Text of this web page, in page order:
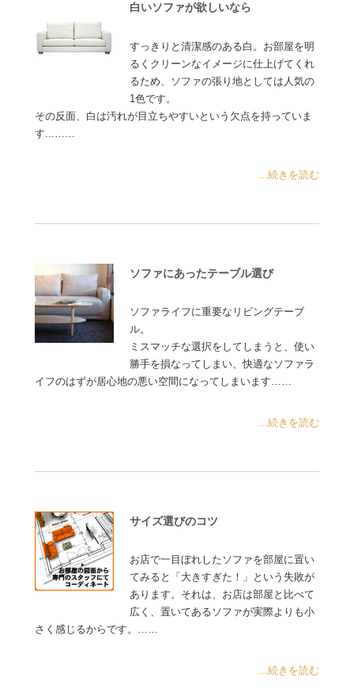
白いソファが欲しいなら
すっきりと清潔感のある白。お部屋を明
るくクリーンなイメージに仕上げてくれ
るため、ソファの張り地としては人気の
1色です。
その反面、白は汚れが目立ちやすいという欠点を持っていま
す...……
...続きを読む
ソファにあったテーブル選び
ソファライフに重要なリビングテーブ
ル。
ミスマッチな選択をしてしまうと、使い
勝手を損なってしまい、快適なソファラ
イフのはずが居心地の悪い空間になってしまいます……
...続きを読む
サイズ選びのコツ
お店で一目ぼれしたソファを部屋に置い
てみると「大きすぎた！」という失敗が
あります。それは、お店は部屋と比べて
広く、置いてあるソファが実際よりも小
さく感じるからです。……
...続きを読む